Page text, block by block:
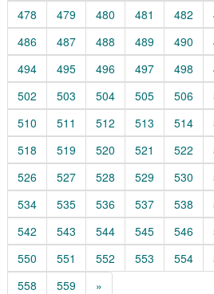
478
479 480 481 482
486
487 488 489 490
494
495 496 497 498
502
503 504 505 506
510
511 512 513 514
518
519 520 521 522
526
527 528 529 530
534
535 536 537 538
542
543 544 545 546
550
551 552 553 554
558
559 »